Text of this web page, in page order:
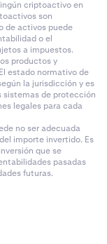
criptoactivo en
son
de activos puede
o el
a impuestos.
productos y
estado normativo de
la jurisdicción y es
sistemas de protección
legales para cada
no ser adecuada
importe invertido. Es
que se
pasadas
futuras.